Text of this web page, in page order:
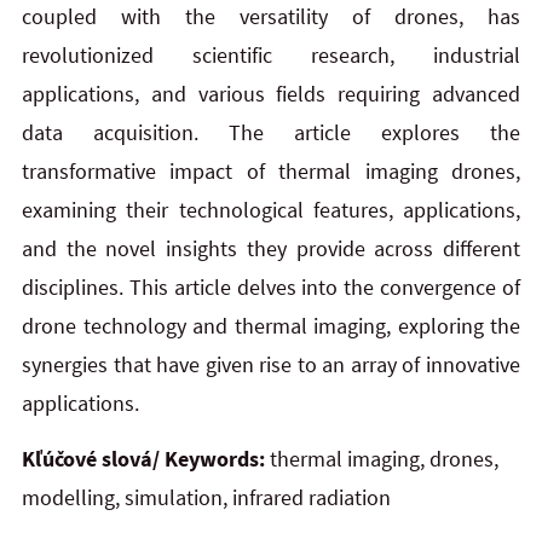
coupled with the versatility of drones, has
revolutionized scientific research, industrial
applications, and various fields requiring advanced
data acquisition. The article explores the
transformative impact of thermal imaging drones,
examining their technological features, applications,
and the novel insights they provide across different
disciplines. This article delves into the convergence of
drone technology and thermal imaging, exploring the
synergies that have given rise to an array of innovative
applications.
Kľúčové slová/ Keywords:thermal imaging, drones,
modelling, simulation, infrared radiation